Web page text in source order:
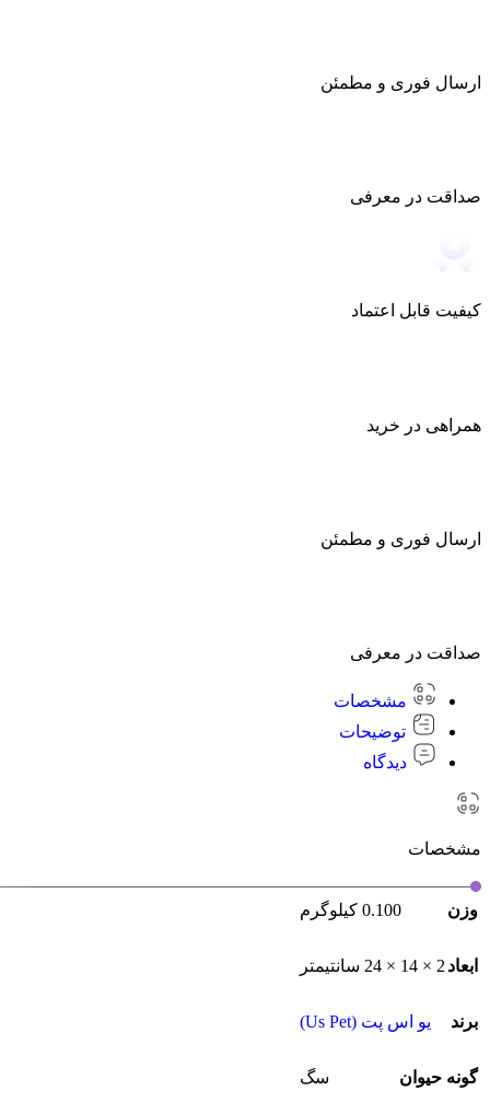
ارسال فوری و مطمئن
صداقت در معرفی
کیفیت قابل اعتماد
همراهی در خرید
ارسال فوری و مطمئن
صداقت در معرفی
مشخصات
توضیحات
دیدگاه
مشخصات
وزن 0.100 کیلوگرم
ابعاد 2 × 14 × 24 سانتیمتر
برند یو اس پت (Us Pet)
گونه حیوان سگ